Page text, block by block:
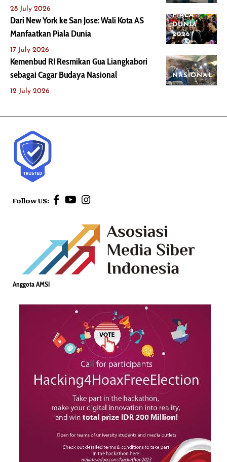
28 July 2026
PIALA
DUNIA
2026
Dari New York ke San Jose: Wali Kota AS
Manfaatkan Piala Dunia
17 July 2026
NASIONAL
Kemenbud RI Resmikan Gua Liangkabori
sebagai Cagar Budaya Nasional
12 July 2026
Follow US:
Anggota AMSI